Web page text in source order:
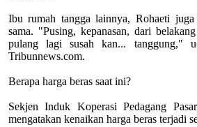
Ibu rumah tangga lainnya, Rohaeti
sama. "Pusing, kepanasan, dari
pulang lagi susah kan... tanggung,"
Tribunnews.com.
Berapa harga beras saat ini?
Sekjen Induk Koperasi Pedagang
mengatakan kenaikan harga beras terjadi